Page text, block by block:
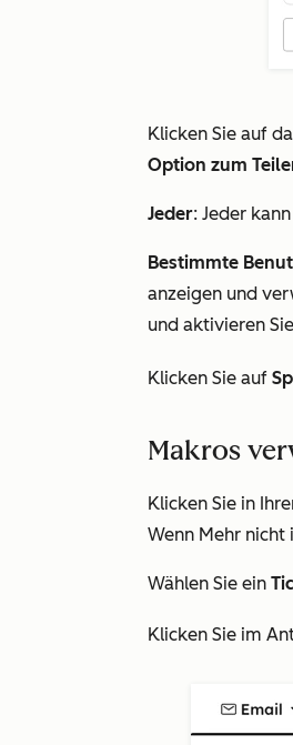
Klicken Sie auf
Option zum
Jeder: Jeder
Bestimmte
anzeigen und
und aktivieren
Klicken Sie auf
Makros
Klicken Sie in
Wenn Mehr nicht
Wählen Sie ein
Klicken Sie im